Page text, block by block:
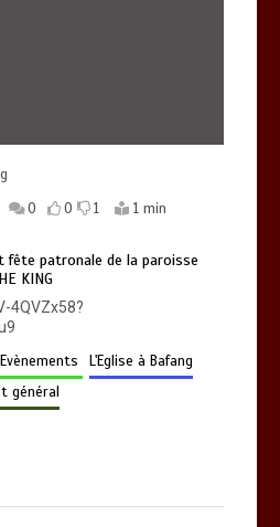
anniversaire et fête patronale
anglophone CHRIST THE
0 0 1
1 min
fête patronale de la paroisse
KING
4QVZx58?
Evènements
L'Eglise à Bafang
général